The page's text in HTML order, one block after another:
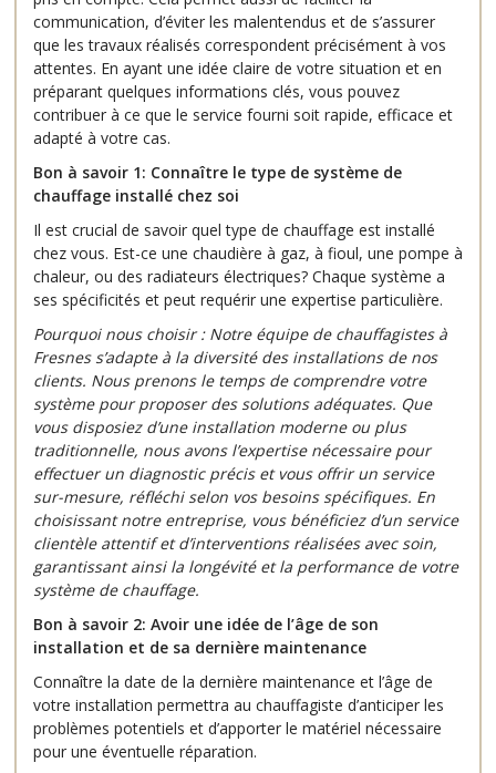
communication, d’éviter les malentendus et de s’assurer
que les travaux réalisés correspondent précisément à vos
attentes. En ayant une idée claire de votre situation et en
préparant quelques informations clés, vous pouvez
contribuer à ce que le service fourni soit rapide, efficace et
adapté à votre cas.
Bon à savoir 1: Connaître le type de système de
chauffage installé chez soi
Il est crucial de savoir quel type de chauffage est installé
chez vous. Est-ce une chaudière à gaz, à fioul, une pompe à
chaleur, ou des radiateurs électriques? Chaque système a
ses spécificités et peut requérir une expertise particulière.
Pourquoi nous choisir : Notre équipe de chauffagistes à
Fresnes s’adapte à la diversité des installations de nos
clients. Nous prenons le temps de comprendre votre
système pour proposer des solutions adéquates. Que
vous disposiez d’une installation moderne ou plus
traditionnelle, nous avons l’expertise nécessaire pour
effectuer un diagnostic précis et vous offrir un service
sur-mesure, réfléchi selon vos besoins spécifiques. En
choisissant notre entreprise, vous bénéficiez d’un service
clientèle attentif et d’interventions réalisées avec soin,
garantissant ainsi la longévité et la performance de votre
système de chauffage.
Bon à savoir 2: Avoir une idée de l’âge de son
installation et de sa dernière maintenance
Connaître la date de la dernière maintenance et l’âge de
votre installation permettra au chauffagiste d’anticiper les
problèmes potentiels et d’apporter le matériel nécessaire
pour une éventuelle réparation.